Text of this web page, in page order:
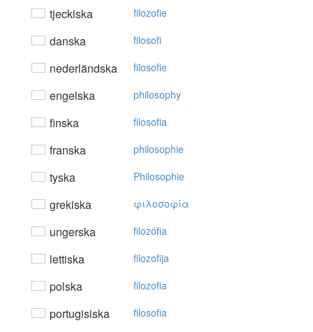
tjeckiska filozofie
danska filosofi
nederländska filosofie
engelska philosophy
finska filosofia
franska philosophie
tyska Philosophie
grekiska φιλoσoφία
ungerska filozófia
lettiska filozofija
polska filozofia
portugisiska filosofia